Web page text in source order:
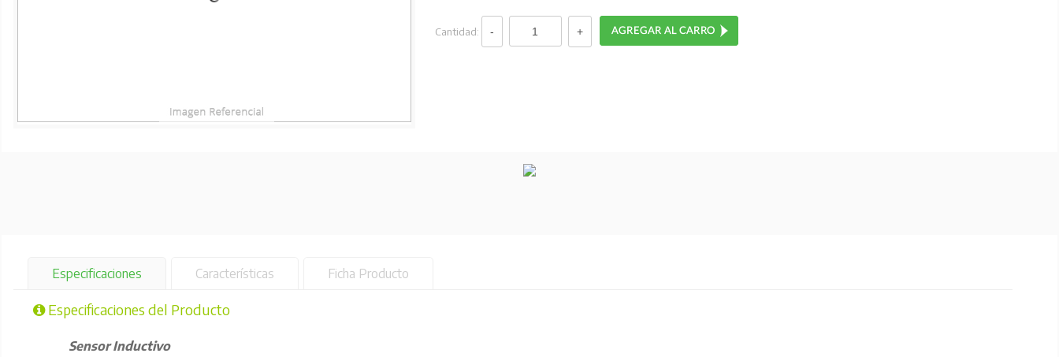
Cantidad:
Especificaciones Características Ficha Producto
Especificaciones del Producto
Sensor Inductivo